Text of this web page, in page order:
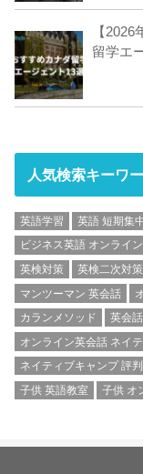
【
留学エ
人気検索キーワ
英語学習 英語 短期集
ビジネス英語 オンライ
英検対策
英検二次対
マンツーマン 英会話
カランメソッド
英会
オンライン英会話 ネイ
ネイティブキャンプ 評判
子供 英語教室
子供 オ